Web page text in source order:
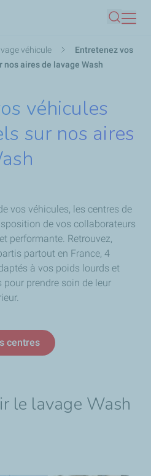
contenu
principal
véhicule
Entretenez vos
aires de lavage Wash
véhicules
sur nos aires
vos véhicules, les centres de
de vos collaborateurs
performante. Retrouvez,
partout en France, 4
à vos poids lourds et
prendre soin de leur
centres
le lavage Wash